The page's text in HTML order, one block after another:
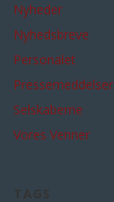
Nyheder
Nyhedsbreve
Personalet
Pressemeddelser
Selskaberne
Vores Venner